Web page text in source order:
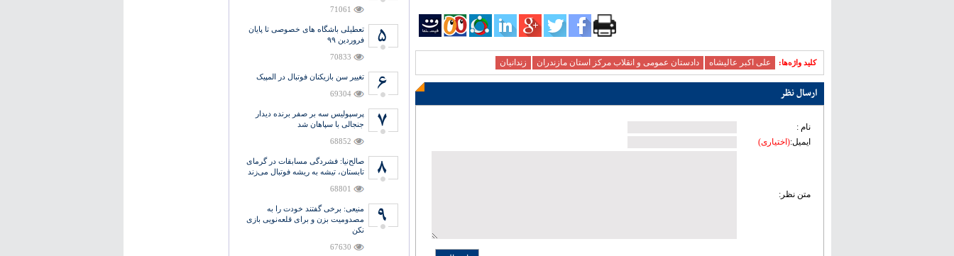
کلید ‫واژه‌ها: علی اکبر عالیشاه دادستان عمومی و انقلاب مرکز استان مازندران زندانیان
ارسال نظر
نام :
ایمیل:(اختیاری)
متن نظر:
71061
تعطیلی باشگاه های خصوصی تا پایان
فروردین ۹۹
70833
تغییر سن بازیکنان فوتبال در المپیک
69304
پرسپولیس سه بر صفر برنده دیدار
جنجالی با سپاهان شد
68852
صالح‌نیا: فشردگی مسابقات در گرمای
تابستان، تیشه به ریشه فوتبال می‌زند
68801
منیعی‌: برخی گفتند خودت را به
مصدومیت بزن و برای قلعه‌نویی بازی
نکن
67630